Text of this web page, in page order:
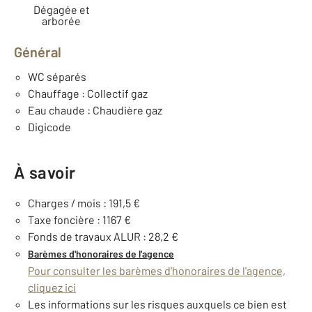
Dégagée et
arborée
Général
WC séparés
Chauffage : Collectif gaz
Eau chaude : Chaudière gaz
Digicode
À savoir
Charges / mois : 191,5 €
Taxe foncière : 1167 €
Fonds de travaux ALUR : 28,2 €
Barèmes d'honoraires de l'agence
Pour consulter les barèmes d'honoraires de l'agence,
cliquez ici
Les informations sur les risques auxquels ce bien est